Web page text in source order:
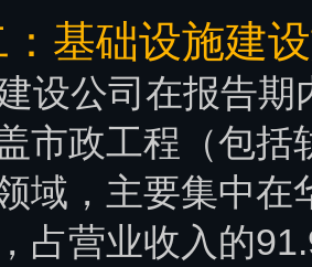
基础设施建
设公司在报告期
市政工程（包括
域，主要集中在
占营业收入的